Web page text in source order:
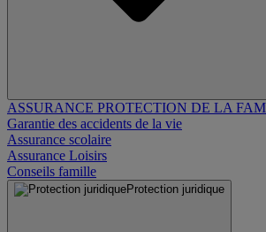
ASSURANCE PROTECTION DE LA
Garantie des accidents de la vie
Assurance scolaire
Assurance Loisirs
Conseils famille
Protection juridique